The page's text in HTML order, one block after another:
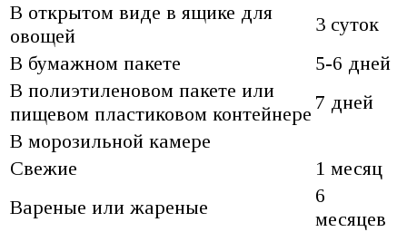
В открытом виде в ящике для
овощей
3 суток
В бумажном пакете
5-6 дней
В полиэтиленовом пакете или
пищевом пластиковом контейнере
7 дней
В морозильной камере
Свежие
1 месяц
Вареные или жареные
6
месяцев